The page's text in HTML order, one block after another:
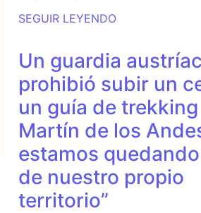
SEGUIR LEYENDO
Un guardia
prohibió subir un
un guía de trekking
Martín de los
estamos
de nuestro propio
territorio”